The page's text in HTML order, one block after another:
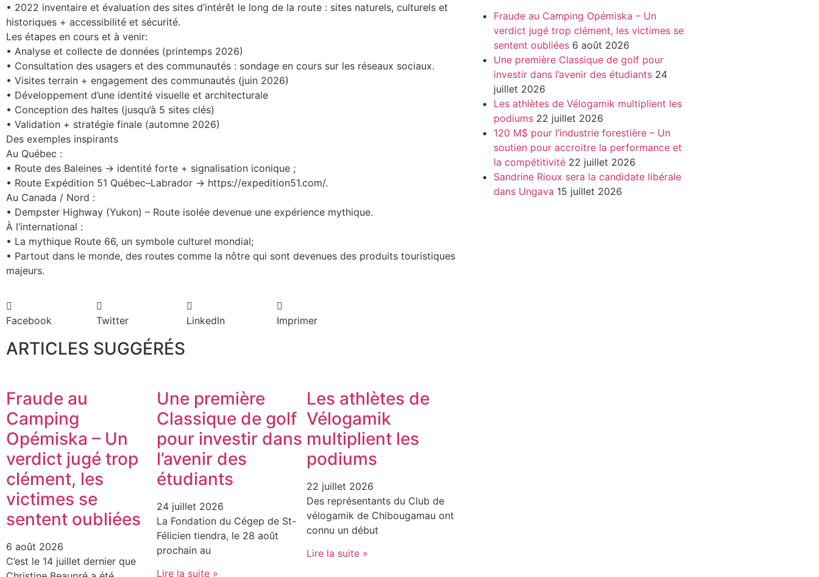
• 2022 inventaire et évaluation des sites d’intérêt le long de la route : sites naturels, culturels et
historiques + accessibilité et sécurité.
Les étapes en cours et à venir:
• Analyse et collecte de données (printemps 2026)
• Consultation des usagers et des communautés : sondage en cours sur les réseaux sociaux.
• Visites terrain + engagement des communautés (juin 2026)
• Développement d’une identité visuelle et architecturale
• Conception des haltes (jusqu’à 5 sites clés)
• Validation + stratégie finale (automne 2026)
Des exemples inspirants
Au Québec :
• Route des Baleines → identité forte + signalisation iconique ;
• Route Expédition 51 Québec–Labrador → https://expedition51.com/.
Au Canada / Nord :
• Dempster Highway (Yukon) – Route isolée devenue une expérience mythique.
À l’international :
• La mythique Route 66, un symbole culturel mondial;
• Partout dans le monde, des routes comme la nôtre qui sont devenues des produits touristiques
majeurs.
Facebook Twitter LinkedIn Imprimer
ARTICLES SUGGÉRÉS
Fraude au
Camping
Opémiska – Un
verdict jugé trop
clément, les
victimes se
sentent oubliées
6 août 2026
C’est le 14 juillet dernier que
Une première
Classique de golf
pour investir dans
l’avenir des
étudiants
24 juillet 2026
La Fondation du Cégep de St-
Félicien tiendra, le 28 août
prochain au
Lire la suite »
Les athlètes de
Vélogamik
multiplient les
podiums
22 juillet 2026
Des représentants du Club de
vélogamik de Chibougamau ont
connu un début
Lire la suite »
Fraude au Camping Opémiska – Un
verdict jugé trop clément, les victimes se
sentent oubliées 6 août 2026
Une première Classique de golf pour
investir dans l’avenir des étudiants 24
juillet 2026
Les athlètes de Vélogamik multiplient les
podiums 22 juillet 2026
120 M$ pour l’industrie forestière – Un
soutien pour accroitre la performance et
la compétitivité 22 juillet 2026
Sandrine Rioux sera la candidate libérale
dans Ungava 15 juillet 2026